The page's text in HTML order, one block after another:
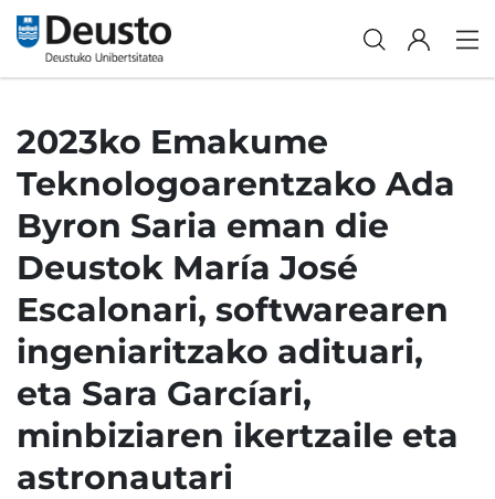
2023ko Emakume
Teknologoarentzako Ada
Byron Saria eman die
Deustok María José
Escalonari, softwarearen
ingeniaritzako adituari,
eta Sara Garcíari,
minbiziaren ikertzaile eta
astronautari